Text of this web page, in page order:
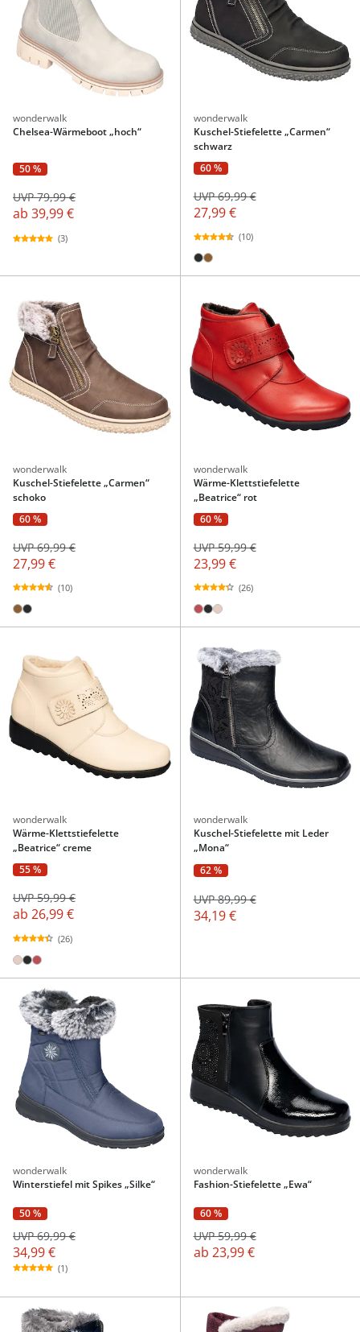
wonderwalk
Chelsea-Wärmeboot „hoch“
50 %
ab 39,99 €
UVP 79,99 €
(3)
wonderwalk
Kuschel-Stiefelette „Carmen“
schwarz
60 %
27,99 €
UVP 69,99 €
(10)
wonderwalk
Kuschel-Stiefelette „Carmen“
schoko
60 %
27,99 €
UVP 69,99 €
(10)
wonderwalk
Wärme-Klettstiefelette
„Beatrice“ rot
60 %
23,99 €
UVP 59,99 €
(26)
wonderwalk
Wärme-Klettstiefelette
„Beatrice“ creme
55 %
ab 26,99 €
UVP 59,99 €
(26)
wonderwalk
Kuschel-Stiefelette mit Leder
„Mona“
62 %
34,19 €
UVP 89,99 €
wonderwalk
Winterstiefel mit Spikes „Silke“
50 %
34,99 €
UVP 69,99 €
(1)
wonderwalk
Fashion-Stiefelette „Ewa“
60 %
ab 23,99 €
UVP 59,99 €